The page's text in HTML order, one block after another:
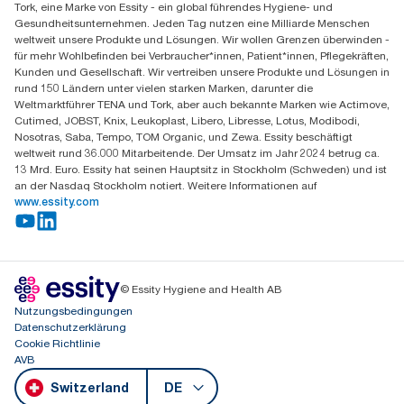
Essity Switzerland AG
Parkstraße 1b
6214 Schenkon
Mo-Do 8:00-16:30 | Fr 8:00-15:00
GLN: 7609999000928
Tork, eine Marke von Essity - ein global führendes Hygiene- und
Gesundheitsunternehmen. Jeden Tag nutzen eine Milliarde Menschen
weltweit unsere Produkte und Lösungen. Wir wollen Grenzen überwinden -
für mehr Wohlbefinden bei Verbraucher*innen, Patient*innen, Pflegekräften,
Kunden und Gesellschaft. Wir vertreiben unsere Produkte und Lösungen in
rund 150 Ländern unter vielen starken Marken, darunter die
Weltmarktführer TENA und Tork, aber auch bekannte Marken wie Actimove,
Cutimed, JOBST, Knix, Leukoplast, Libero, Libresse, Lotus, Modibodi,
Nosotras, Saba, Tempo, TOM Organic, und Zewa. Essity beschäftigt
weltweit rund 36.000 Mitarbeitende. Der Umsatz im Jahr 2024 betrug ca.
13 Mrd. Euro. Essity hat seinen Hauptsitz in Stockholm (Schweden) und ist
an der Nasdaq Stockholm notiert. Weitere Informationen auf
www.essity.com
© Essity Hygiene and Health AB
Nutzungsbedingungen
Datenschutzerklärung
Cookie Richtlinie
AVB
Switzerland DE